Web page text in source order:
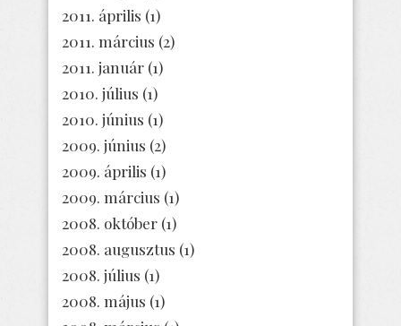
2011. április (1)
2011. március (2)
2011. január (1)
2010. július (1)
2010. június (1)
2009. június (2)
2009. április (1)
2009. március (1)
2008. október (1)
2008. augusztus (1)
2008. július (1)
2008. május (1)